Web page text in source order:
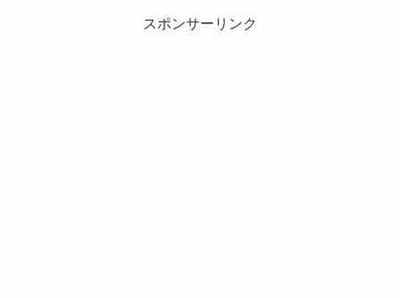
スポンサーリンク